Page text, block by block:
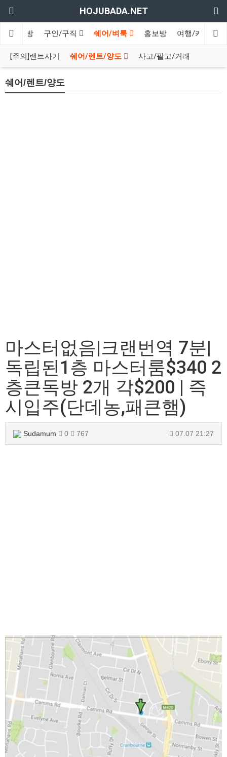
HOJUBADA.NET
수다방 구인/구직 쉐어/벼룩 홍보방 여행/카페
[주의]랜트사기 쉐어/렌트/양도 사고/팔고/거래
쉐어/렌트/양도
마스터없음|크랜번역 7분|
독립된1층 마스터룸$340 2
층큰독방 2개 각$200 | 즉
시입주(단데농,패큰햄)
Sudamum 0 767 07.07 21:27